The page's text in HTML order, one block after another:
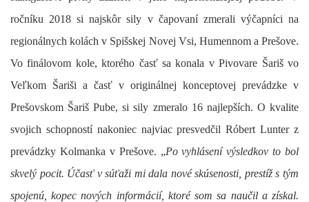
ročníku 2018 si najskôr sily v čapovaní zmerali výčapníci na
regionálnych kolách v Spišskej Novej Vsi, Humennom a Prešove.
Vo finálovom kole, ktorého časť sa konala v Pivovare Šariš vo
Veľkom Šariši a časť v originálnej konceptovej prevádzke v
Prešovskom Šariš Pube, si sily zmeralo 16 najlepších. O kvalite
svojich schopností nakoniec najviac presvedčil Róbert Lunter z
prevádzky Kolmanka v Prešove. „Po vyhlásení výsledkov to bol
skvelý pocit. Účasť v súťaži mi dala nové skúsenosti, prestíž s tým
spojenú, kopec nových informácií, ktoré som sa naučil a získal.